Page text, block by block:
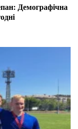
Демографічна